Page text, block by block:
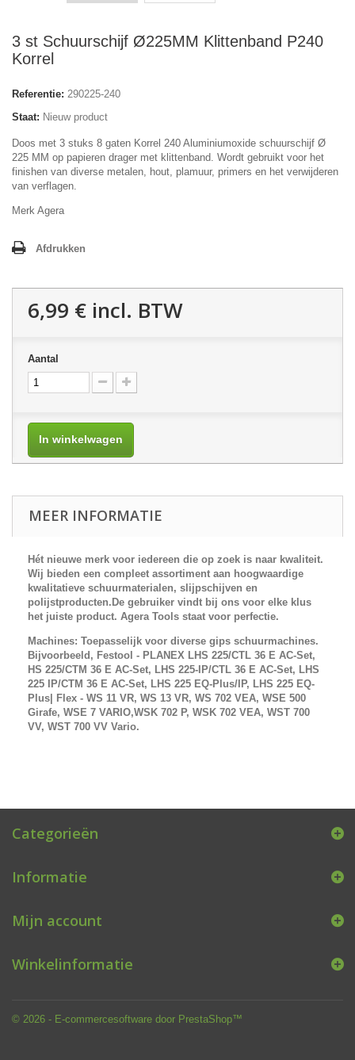
3 st Schuurschijf Ø225MM Klittenband P240
Korrel
Referentie: 290225-240
Staat: Nieuw product
Doos met 3 stuks 8 gaten Korrel 240 Aluminiumoxide schuurschijf Ø
225 MM op papieren drager met klittenband. Wordt gebruikt voor het
finishen van diverse metalen, hout, plamuur, primers en het verwijderen
van verflagen.
Merk Agera
Afdrukken
6,99 € incl. BTW
Aantal
In winkelwagen
MEER INFORMATIE
Hét nieuwe merk voor iedereen die op zoek is naar kwaliteit.
Wij bieden een compleet assortiment aan hoogwaardige
kwalitatieve schuurmaterialen, slijpschijven en
polijstproducten.De gebruiker vindt bij ons voor elke klus
het juiste product. Agera Tools staat voor perfectie.
Machines: Toepasselijk voor diverse gips schuurmachines.
Bijvoorbeeld, Festool - PLANEX LHS 225/CTL 36 E AC-Set,
HS 225/CTM 36 E AC-Set, LHS 225-IP/CTL 36 E AC-Set, LHS
225 IP/CTM 36 E AC-Set, LHS 225 EQ-Plus/IP, LHS 225 EQ-
Plus| Flex - WS 11 VR, WS 13 VR, WS 702 VEA, WSE 500
Girafe, WSE 7 VARIO,WSK 702 P, WSK 702 VEA, WST 700
VV, WST 700 VV Vario.
Categorieën
Informatie
© 2026 - E-commercesoftware door PrestaShop™
Mijn account
Winkelinformatie